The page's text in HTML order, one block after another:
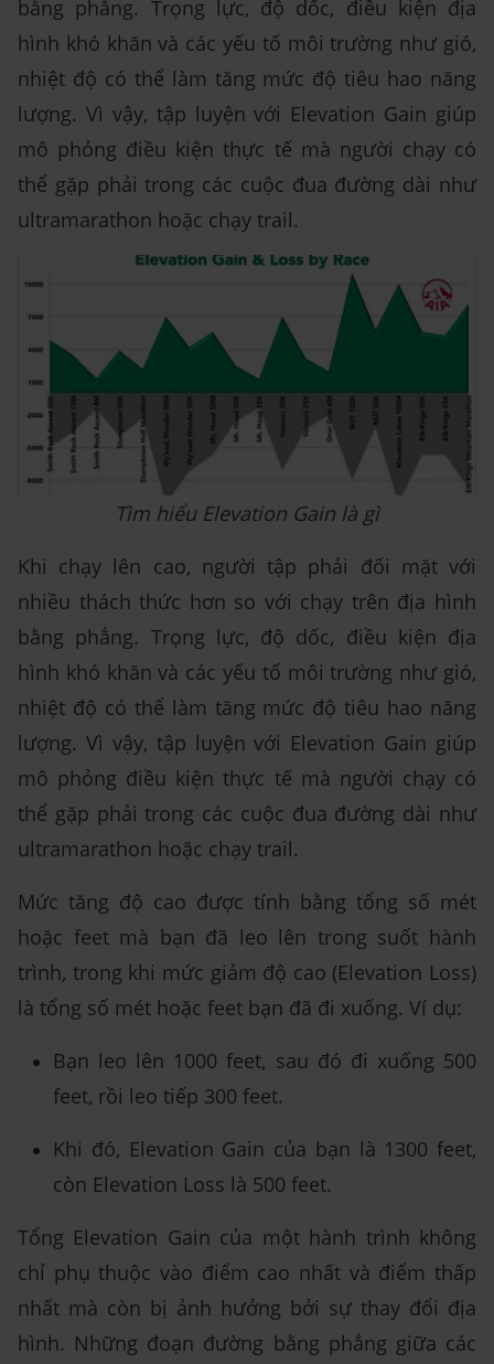
bằng phẳng. Trọng lực, độ dốc, điều kiện địa
hình khó khăn và các yếu tố môi trường như gió,
nhiệt độ có thể làm tăng mức độ tiêu hao năng
lượng. Vì vậy, tập luyện với Elevation Gain giúp
mô phỏng điều kiện thực tế mà người chạy có
thể gặp phải trong các cuộc đua đường dài như
ultramarathon hoặc chạy trail.
Tìm hiểu Elevation Gain là gì
Khi chạy lên cao, người tập phải đối mặt với
nhiều thách thức hơn so với chạy trên địa hình
bằng phẳng. Trọng lực, độ dốc, điều kiện địa
hình khó khăn và các yếu tố môi trường như gió,
nhiệt độ có thể làm tăng mức độ tiêu hao năng
lượng. Vì vậy, tập luyện với Elevation Gain giúp
mô phỏng điều kiện thực tế mà người chạy có
thể gặp phải trong các cuộc đua đường dài như
ultramarathon hoặc chạy trail.
Mức tăng độ cao được tính bằng tổng số mét
hoặc feet mà bạn đã leo lên trong suốt hành
trình, trong khi mức giảm độ cao (Elevation Loss)
là tổng số mét hoặc feet bạn đã đi xuống. Ví dụ:
Bạn leo lên 1000 feet, sau đó đi xuống 500
feet, rồi leo tiếp 300 feet.
Khi đó, Elevation Gain của bạn là 1300 feet,
còn Elevation Loss là 500 feet.
Tổng Elevation Gain của một hành trình không
chỉ phụ thuộc vào điểm cao nhất và điểm thấp
nhất mà còn bị ảnh hưởng bởi sự thay đổi địa
hình. Những đoạn đường bằng phẳng giữa các